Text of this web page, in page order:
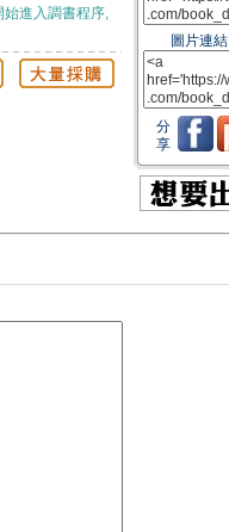
進入調書程序,
圖片連結
分
享